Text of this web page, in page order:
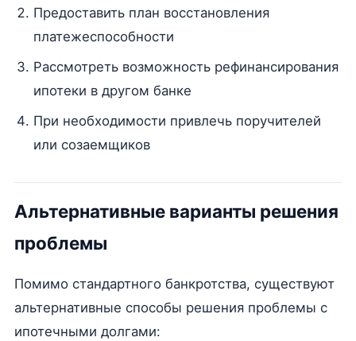
Предоставить план восстановления
платежеспособности
Рассмотреть возможность рефинансирования
ипотеки в другом банке
При необходимости привлечь поручителей
или созаемщиков
Альтернативные варианты решения
проблемы
Помимо стандартного банкротства, существуют
альтернативные способы решения проблемы с
ипотечными долгами: